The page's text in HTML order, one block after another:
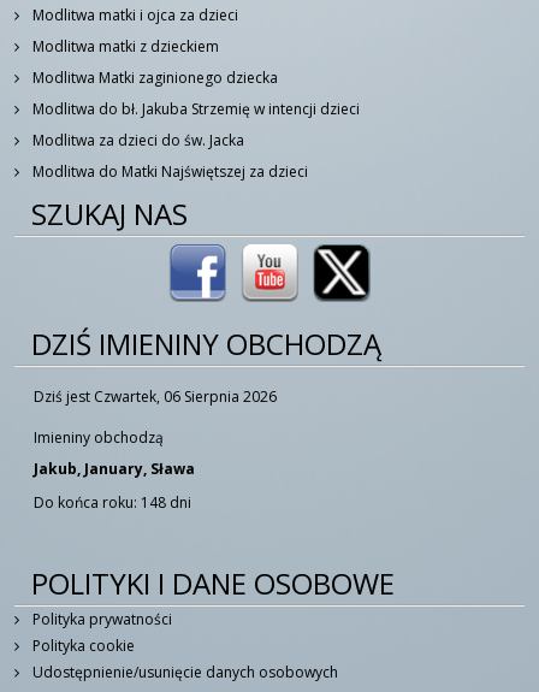
Modlitwa matki i ojca za dzieci
Modlitwa matki z dzieckiem
Modlitwa Matki zaginionego dziecka
Modlitwa do bł. Jakuba Strzemię w intencji dzieci
Modlitwa za dzieci do św. Jacka
Modlitwa do Matki Najświętszej za dzieci
SZUKAJ NAS
DZIŚ IMIENINY OBCHODZĄ
Dziś jest Czwartek, 06 Sierpnia 2026
Imieniny obchodzą
Jakub, January, Sława
Do końca roku: 148 dni
POLITYKI I DANE OSOBOWE
Polityka prywatności
Polityka cookie
Udostępnienie/usunięcie danych osobowych